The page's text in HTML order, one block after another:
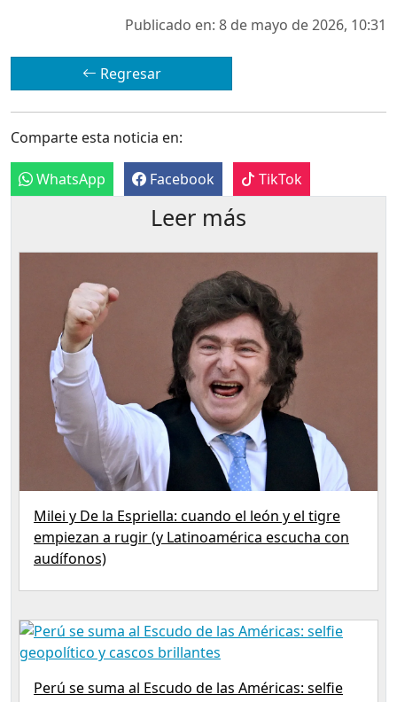
Publicado en: 8 de mayo de 2026, 10:31
Regresar
Comparte esta noticia en:
WhatsApp Facebook TikTok
Leer más
Milei y De la Espriella: cuando el león y el tigre
empiezan a rugir (y Latinoamérica escucha con
audífonos)
Perú se suma al Escudo de las Américas: selfie